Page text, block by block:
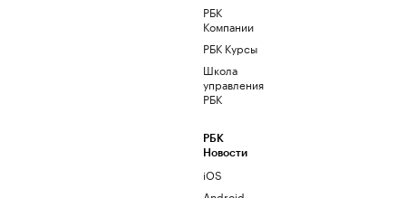
РБК
Компании
РБК Курсы
Школа
управления
РБК
РБК
Новости
iOS